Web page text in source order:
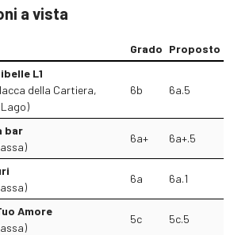
a vista
Grado Proposto
L1
della Cartiera,
6b 6a.5
bar
6a+ 6a+.5
6a 6a.1
Amore
5c 5c.5